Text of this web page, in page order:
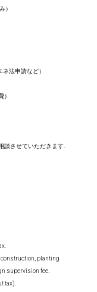
法申請など）
）
させていただきます.
planting
supervision fee.
tax).